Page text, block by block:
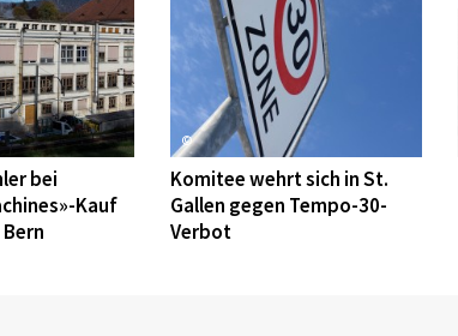
bei
Kauf
©
Komitee wehrt sich in St.
Gallen gegen Tempo-30-
Verbot